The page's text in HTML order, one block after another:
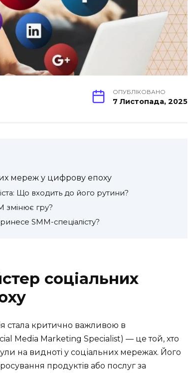
ОПУБЛІКОВАНО
7 Листопада, 2025
мереж у цифрову епоху
Що входить до його рутини?
змінює гру?
SMM-спеціалісту?
соціальних
стала критично важливою в
Media Marketing Specialist) — це той, хто
на видноті у соціальних мережах. Його
продуктів або послуг за